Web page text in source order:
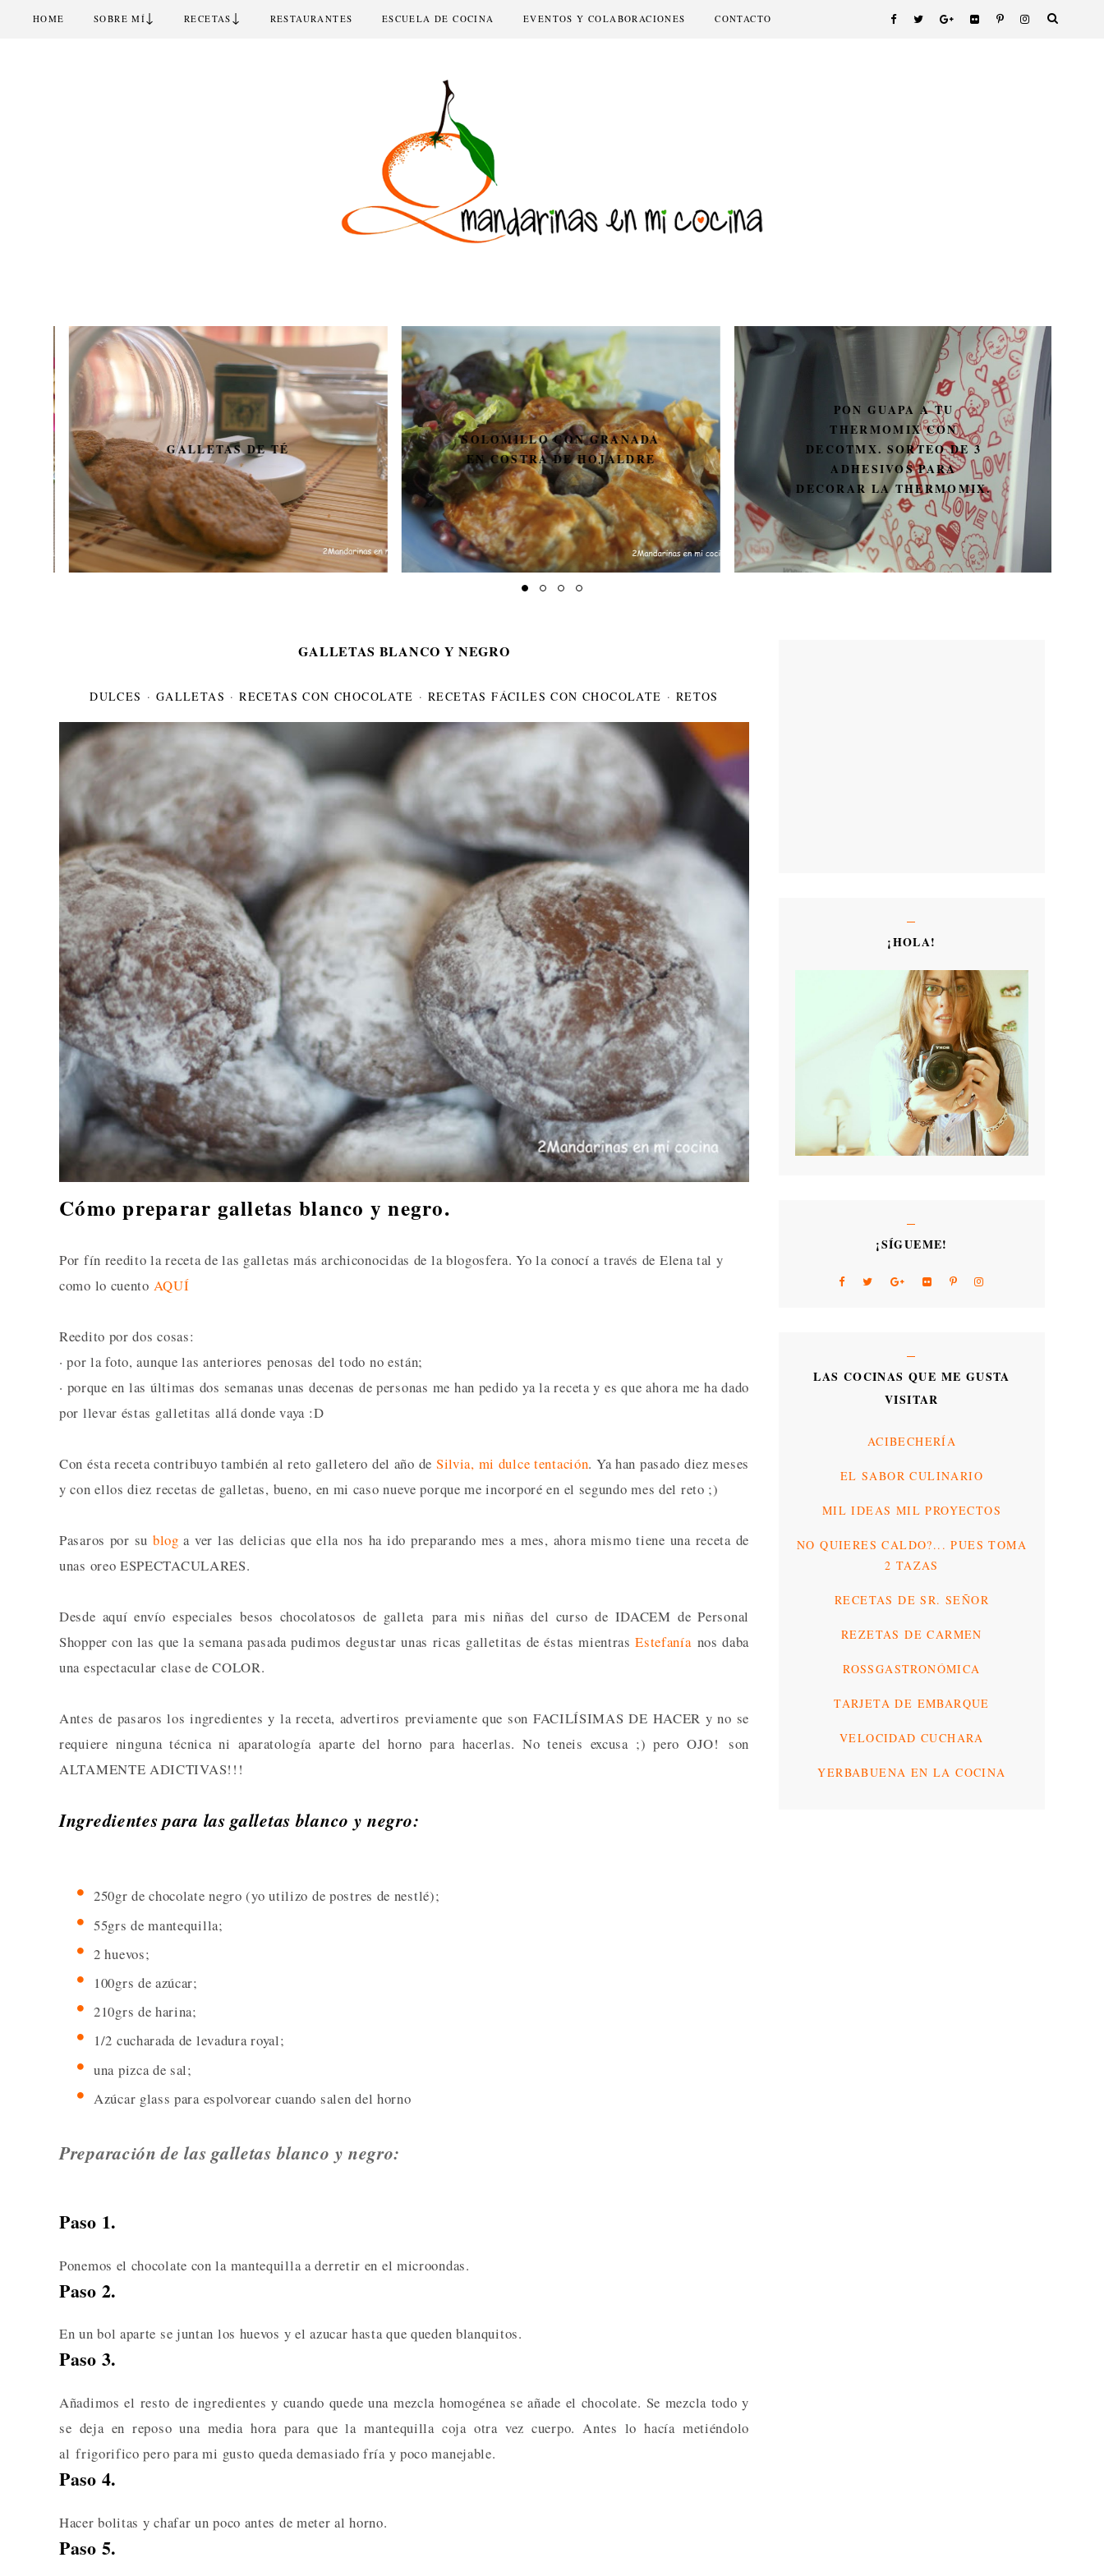
HOME SOBRE MÍ↓ RECETAS ↓ RESTAURANTES ESCUELA DE COCINA EVENTOS Y COLABORACIONES CONTACTO
GALLETAS DE TÉ
SOLOMILLO CON GRANADA
EN COSTRA DE HOJALDRE
PON GUAPA A TU
THERMOMIX CON
DECOTMX. SORTEO DE 3
ADHESIVOS PARA
DECORAR LA THERMOMIX.
GALLETAS BLANCO Y NEGRO
DULCES · GALLETAS ·RECETAS CON CHOCOLATE · RECETAS FÁCILES CON CHOCOLATE · RETOS
Cómo preparar galletas blanco y negro.
Por fín reedito la receta de las galletas más archiconocidas de la blogosfera. Yo la conocí a través de Elena tal y
como lo cuento AQUÍ
Reedito por dos cosas:
· por la foto, aunque las anteriores penosas del todo no están;
· porque en las últimas dos semanas unas decenas de personas me han pedido ya la receta y es que ahora me ha dado
por llevar éstas galletitas allá donde vaya :D
Con ésta receta contribuyo también al reto galletero del año de Silvia, mi dulce tentación. Ya han pasado diez meses
y con ellos diez recetas de galletas, bueno, en mi caso nueve porque me incorporé en el segundo mes del reto ;)
Pasaros por su blog a ver las delicias que ella nos ha ido preparando mes a mes, ahora mismo tiene una receta de
unas oreo ESPECTACULARES.
Desde aquí envío especiales besos chocolatosos de galleta para mis niñas del curso de IDACEM de Personal
Shopper con las que la semana pasada pudimos degustar unas ricas galletitas de éstas mientrasEstefaníanos daba
una espectacular clase de COLOR.
Antes de pasaros los ingredientes y la receta, advertiros previamente que son FACILÍSIMAS DE HACER y no se
requiere ninguna técnica ni aparatología aparte del horno para hacerlas. No teneis excusa ;) pero OJO! son
ALTAMENTE ADICTIVAS!!!
Ingredientes para las galletas blanco y negro:
250gr de chocolate negro (yo utilizo de postres de nestlé);
55grs de mantequilla;
2 huevos;
100grs de azúcar;
210grs de harina;
1/2 cucharada de levadura royal;
una pizca de sal;
Azúcar glass para espolvorear cuando salen del horno
Preparación de las galletas blanco y negro:
Paso 1.
Ponemos el chocolate con la mantequilla a derretir en el microondas.
Paso 2.
En un bol aparte se juntan los huevos y el azucar hasta que queden blanquitos.
Paso 3.
Añadimos el resto de ingredientes y cuando quede una mezcla homogénea se añade el chocolate. Se mezcla todo y
se deja en reposo una media hora para que la mantequilla coja otra vez cuerpo. Antes lo hacía metiéndolo
al frigorifico pero para mi gusto queda demasiado fría y poco manejable.
Paso 4.
Hacer bolitas y chafar un poco antes de meter al horno.
Paso 5.
¡HOLA!
¡SÍGUEME!
LAS COCINAS QUE ME GUSTA
VISITAR
ACIBECHERÍA
EL SABOR CULINARIO
MIL IDEAS MIL PROYECTOS
NO QUIERES CALDO?... PUES TOMA
2 TAZAS
RECETAS DE SR. SEÑOR
REZETAS DE CARMEN
ROSSGASTRONÓMICA
TARJETA DE EMBARQUE
VELOCIDAD CUCHARA
YERBABUENA EN LA COCINA